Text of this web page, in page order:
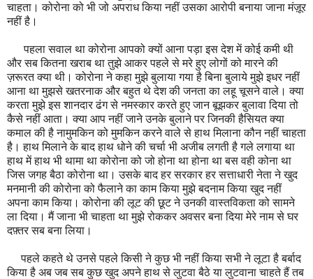
चाहता। कोरोना को भी जो अपराध किया नहीं उसका आरोपी बनाया जाना मंज़ूर
नहीं है।
पहला सवाल था कोरोना आपको क्यों आना पड़ा इस देश में कोई कमी थी
और सब कितना खराब था तुझे आकर पहले से मरे हुए लोगों को मारने की
ज़रूरत क्या थी। कोरोना ने कहा मुझे बुलाया गया है बिना बुलाये मुझे इधर नहीं
आना था मुझसे खतरनाक और बहुत थे देश की जनता का लहू चूसने वाले। क्या
करता मुझे इस शानदार ढंग से नमस्कार करते हुए जान बूझकर बुलावा दिया तो
कैसे नहीं आता। क्या आप नहीं जाने उनके बुलाने पर जिनकी हैसियत क्या
कमाल की है नामुमकिन को मुमकिन करने वाले से हाथ मिलाना कौन नहीं चाहता
है। हाथ मिलाने के बाद हाथ धोने की चर्चा भी अजीब लगती है गले लगाया था
हाथ में हाथ भी थामा था कोरोना को जो होना था होना था बस वही कोना था
जिस जगह बैठा कोरोना था। उसके बाद हर सरकार हर सत्ताधारी नेता ने खुद
मनमानी की कोरोना को फैलाने का काम किया मुझे बदनाम किया खुद नहीं
अपना काम किया। कोरोना की लूट की छूट ने उनकी वास्तविकता को सामने
ला दिया। मैं जाना भी चाहता था मुझे रोककर अवसर बना दिया मेरे नाम से घर
दफ़्तर सब बना लिया।
पहले कहते थे उनसे पहले किसी ने कुछ भी नहीं किया सभी ने लूटा है बर्बाद
किया है अब जब सब कुछ खुद अपने हाथ से लुटवा बैठे या लुटवाना चाहते हैं तब